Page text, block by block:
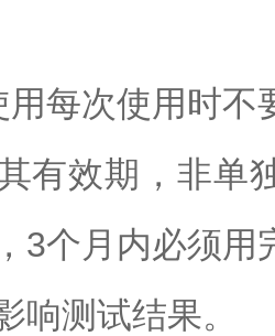
用每次使用时不
有效期，非单
3个月内必须用
响测试结果。